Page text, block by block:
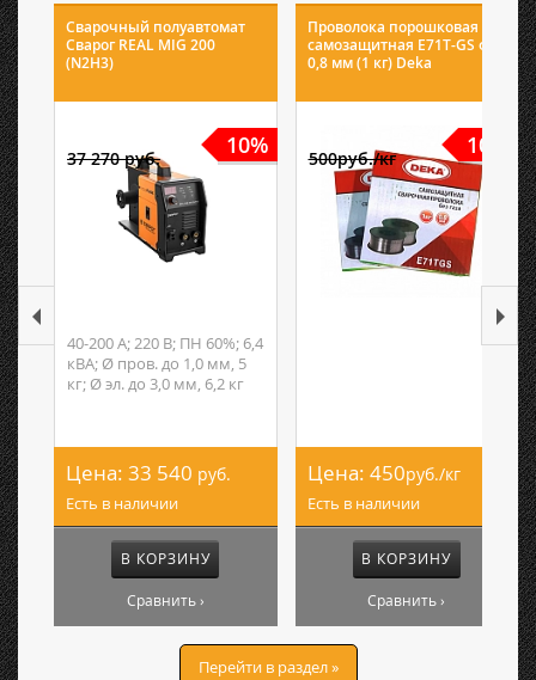
Сварочный полуавтомат
Сварог REAL MIG 200
(N2H3)
10%
37 270 руб.
40-200 А; 220 В; ПН 60%; 6,4
кВА; Ø пров. до 1,0 мм, 5
кг; Ø эл. до 3,0 мм, 6,2 кг
Цена: 33 540 руб.
Есть в наличии
В КОРЗИНУ
Сравнить ›
Проволока порошковая
самозащитная E71T-GS ф
0,8 мм (1 кг) Deka
10%
500руб./кг
Цена: 450руб./кг
Есть в наличии
В КОРЗИНУ
Сравнить ›
Перейти в раздел »